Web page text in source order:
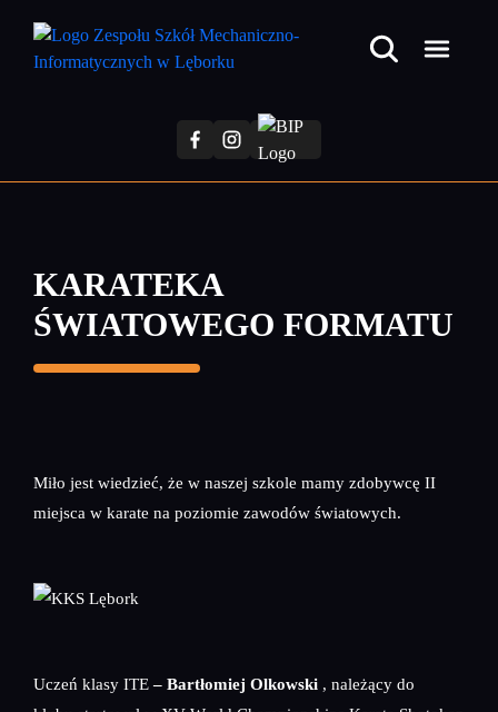
treści
KARATEKA
ŚWIATOWEGO FORMATU
Miło jest wiedzieć, że w naszej szkole mamy zdobywcę II
miejsca w karate na poziomie zawodów światowych.
Uczeń klasy ITE– Bartłomiej Olkowski , należący do